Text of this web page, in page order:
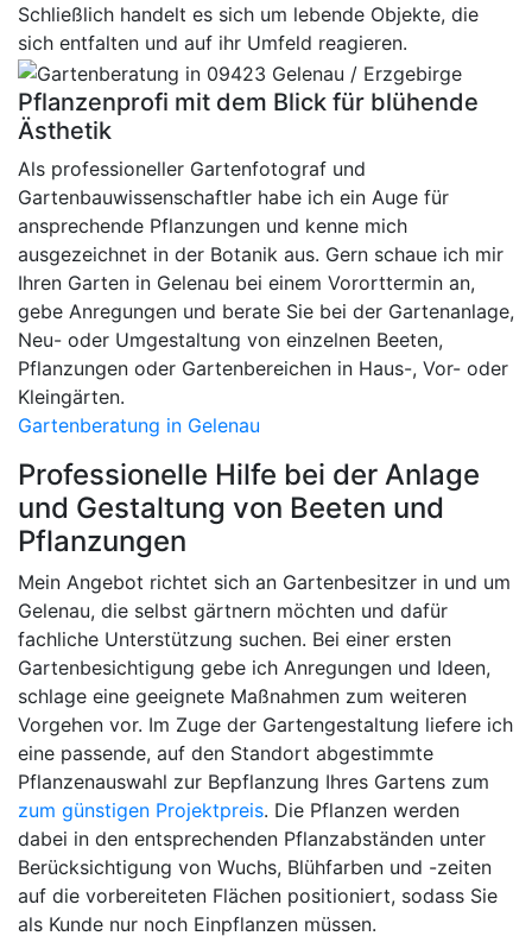
Schließlich handelt es sich um lebende Objekte, die
sich entfalten und auf ihr Umfeld reagieren.
Pflanzenprofi mit dem Blick für blühende
Ästhetik
Als professioneller Gartenfotograf und
Gartenbauwissenschaftler habe ich ein Auge für
ansprechende Pflanzungen und kenne mich
ausgezeichnet in der Botanik aus. Gern schaue ich mir
Ihren Garten in Gelenau bei einem Vororttermin an,
gebe Anregungen und berate Sie bei der Gartenanlage,
Neu- oder Umgestaltung von einzelnen Beeten,
Pflanzungen oder Gartenbereichen in Haus-, Vor- oder
Kleingärten.
Gartenberatung in Gelenau
Professionelle Hilfe bei der Anlage
und Gestaltung von Beeten und
Pflanzungen
Mein Angebot richtet sich an Gartenbesitzer in und um
Gelenau, die selbst gärtnern möchten und dafür
fachliche Unterstützung suchen. Bei einer ersten
Gartenbesichtigung gebe ich Anregungen und Ideen,
schlage eine geeignete Maßnahmen zum weiteren
Vorgehen vor. Im Zuge der Gartengestaltung liefere ich
eine passende, auf den Standort abgestimmte
Pflanzenauswahl zur Bepflanzung Ihres Gartens zum
zum günstigen Projektpreis. Die Pflanzen werden
dabei in den entsprechenden Pflanzabständen unter
Berücksichtigung von Wuchs, Blühfarben und -zeiten
auf die vorbereiteten Flächen positioniert, sodass Sie
als Kunde nur noch Einpflanzen müssen.